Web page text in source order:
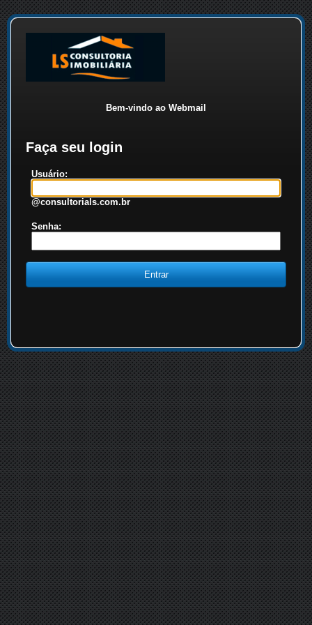
Bem-vindo ao Webmail
Faça seu login
Usuário:
@consultorials.com.br
Senha: